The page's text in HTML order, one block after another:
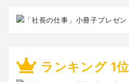
ランキング 1位